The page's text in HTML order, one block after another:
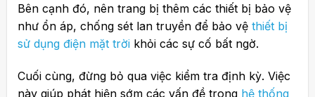
Bên cạnh đó, nên trang bị thêm các thiết bị bảo vệ
như ổn áp, chống sét lan truyền để bảo vệ thiết bị
sử dụng điện mặt trờikhỏi các sự cố bất ngờ.
Cuối cùng, đừng bỏ qua việc kiểm tra định kỳ. Việc
này giúp phát hiện sớm các vấn đề trong hệ thống